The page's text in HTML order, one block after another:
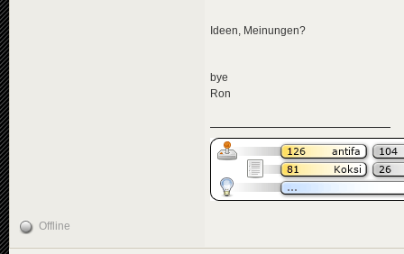
Ideen, Meinungen?
bye
Ron
Offline